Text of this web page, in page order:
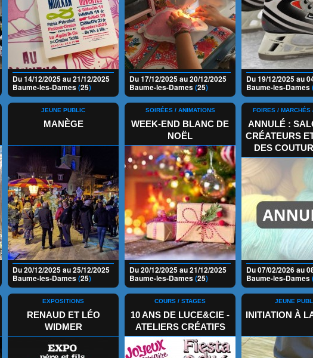
Du 14/12/2025 au 21/12/2025
Baume-les-Dames(25)
Du 17/12/2025 au 20/12/2025
Baume-les-Dames(25)
Du 19/12/2025 au
Baume-les-Dames
JEUNE PUBLIC
MANÈGE
Du 20/12/2025 au 25/12/2025
Baume-les-Dames(25)
SOIRÉES / ANIMATIONS
WEEK-END BLANC DE
NOËL
Du 20/12/2025 au 21/12/2025
Baume-les-Dames(25)
FOIRES / MARCHÉS
ANNULÉ :
CRÉATEURS
DES
Du 07/02/2026 au
Baume-les-Dames
EXPOSITIONS
RENAUD ET LÉO
WIDMER
COURS / STAGES
10 ANS DE LUCE&CIE -
ATELIERS CRÉATIFS
JEUNE
INITIATION À